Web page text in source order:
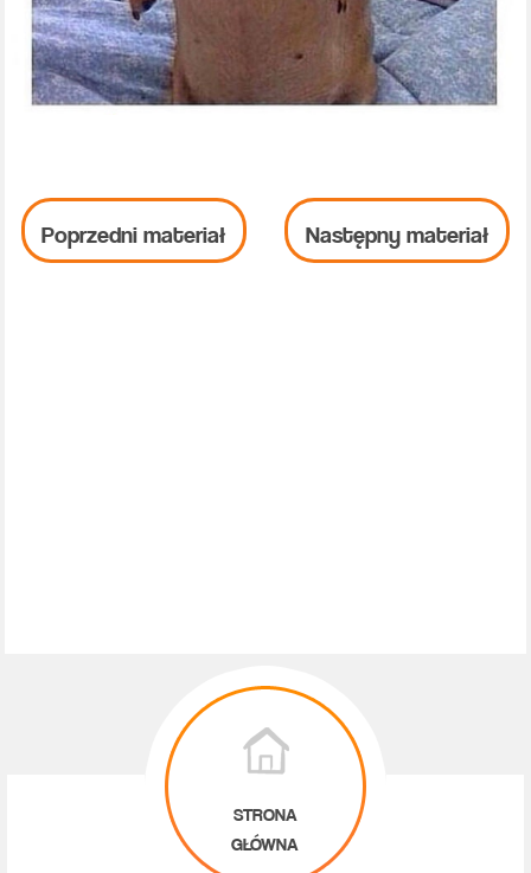
Poprzedni materiał Następny materiał
STRONA
GŁÓWNA